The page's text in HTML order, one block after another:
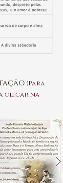
(Para
clicar na